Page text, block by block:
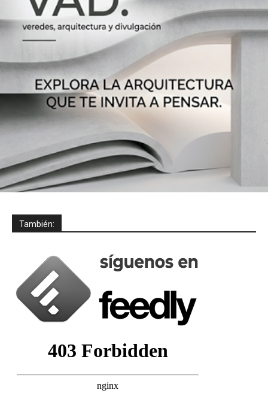
También: